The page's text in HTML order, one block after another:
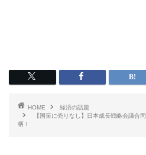
HOME
経済の話題
【国策に売りなし】日本成長戦略会議合
柄！